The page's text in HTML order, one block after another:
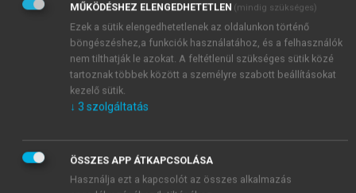
MŰKÖDÉSHEZ ELENGEDHETETLEN (mindig szükséges)
Ezek a sütik elengedhetetlenek az oldalunkon történő
böngészéshez,a funkciók használatához, és a felhasználók
nem tilthatják le azokat. A feltétlenül szükséges sütik közé
tartoznak többek között a személyre szabott beállításokat
kezelő sütik.
↓ 3 szolgáltatás
ÖSSZES APP ÁTKAPCSOLÁSA
Használja ezt a kapcsolót az összes alkalmazás